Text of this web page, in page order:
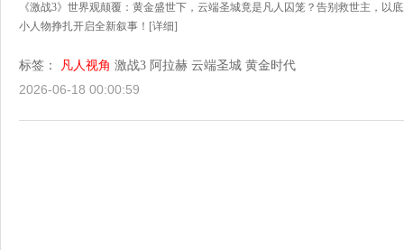
《激战3》世界观颠覆：黄金盛世下，云端圣城竟是凡人囚笼？告别救世主，以
小人物挣扎开启全新叙事！ [详细]
标签： 凡人视角 激战3 阿拉赫 云端圣城 黄金时代
2026-06-18 00:00:59